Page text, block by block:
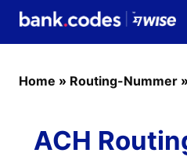
Home » Routing-Nummer »
ACH